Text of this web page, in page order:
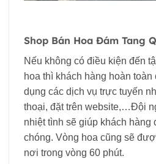
Shop Bán Hoa Đám Tang
Nếu không có điều kiện đến
hoa thì khách hàng hoàn
dụng các dịch vụ trực tuyến
thoại, đặt trên website,…Đội
nhiệt tình sẽ giúp khách hàng
chóng. Vòng hoa cũng sẽ
nơi trong vòng 60 phút.